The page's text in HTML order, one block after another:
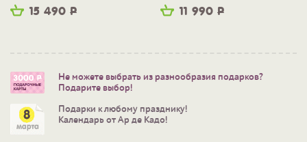
15 490 Р
11 990 Р
Не можете выбрать из разнообразия подарков?
Подарите выбор!
Подарки к любому празднику!
Календарь от Ар де Кадо!